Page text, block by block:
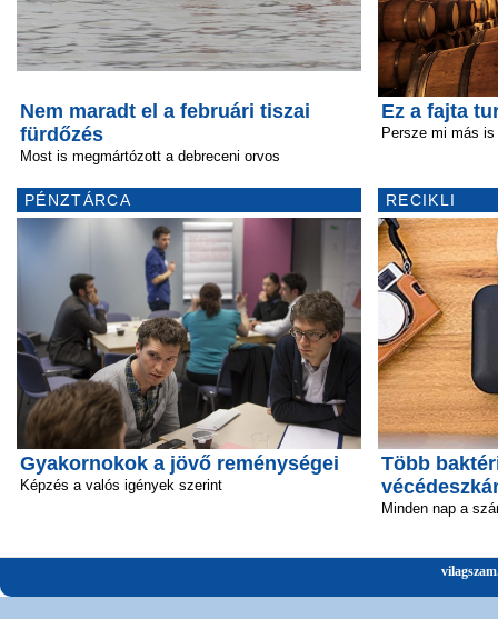
Nem maradt el a februári tiszai
fürdőzés
Most is megmártózott a debreceni orvos
PÉNZTÁRCA
Gyakornokok a jövő reménységei
Képzés a valós igények szerint
Ez a fajta
Persze mi más is
RECIKLI
Több
Minden nap a